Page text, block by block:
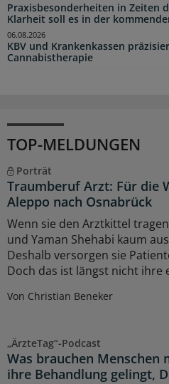
Praxisbesonderheiten in Zeiten
Klarheit soll es in der
KBV und Krankenkassen
Cannabistherapie
06.08.2026
TOP-MELDUNGEN
Porträt
Traumberuf Arzt: Für die
Aleppo nach Osnabrück
Wenn sie den Arztkittel
und Yaman Shehabi kaum
Deshalb versorgen sie
Doch das ist längst nicht ihre
Von Christian Beneker
„ÄrzteTag“-Podcast
Was brauchen
ihre Behandlung gelingt,